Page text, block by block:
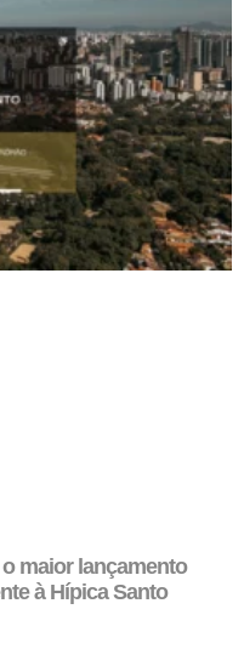
maior lançamento
à Hípica Santo